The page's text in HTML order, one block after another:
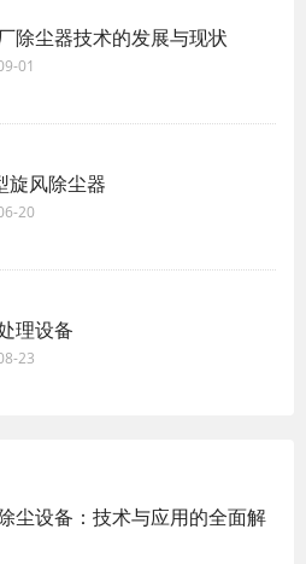
除尘器技术的发展与现状
01
旋风除尘器
20
理设备
23
尘设备：技术与应用的全面解